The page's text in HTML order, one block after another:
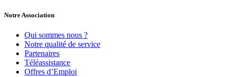
Notre Association
Qui sommes nous ?
Notre qualité de service
Partenaires
Téléassistance
Offres d’Emploi